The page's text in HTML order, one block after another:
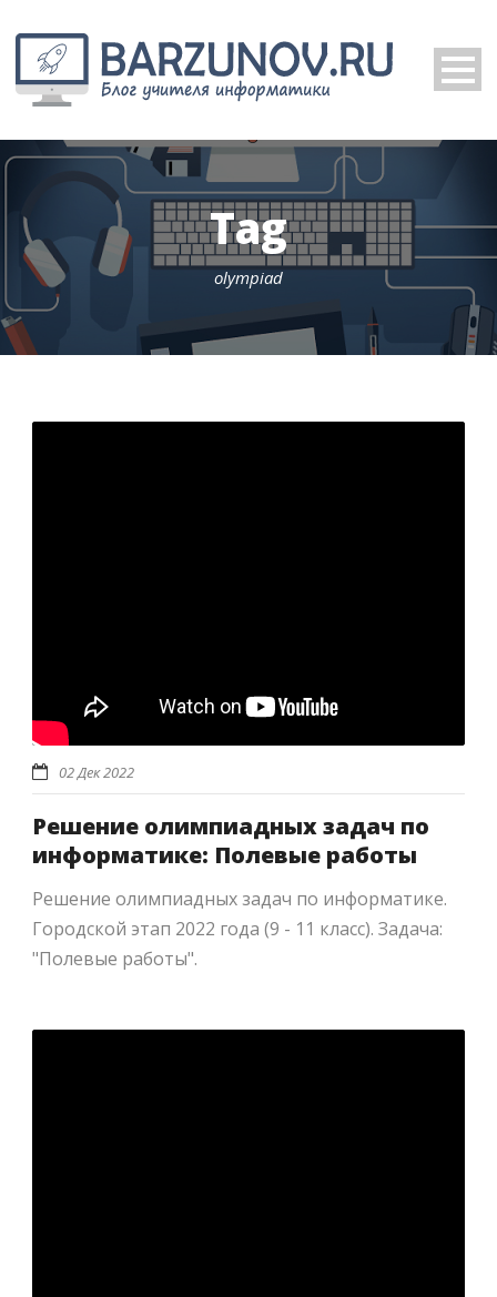
Tag
olympiad
02 Дек 2022
Решение олимпиадных задач по
информатике: Полевые работы
Решение олимпиадных задач по информатике.
Городской этап 2022 года (9 - 11 класс). Задача:
"Полевые работы".